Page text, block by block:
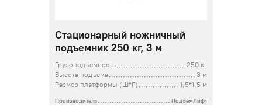
Стационарный ножничный
подъемник 250 кг, 3 м
Грузоподъемность
250 кг
Высота подъема
3 м
Размер платформы (Ш*Г)
1,5*1,5 м
Производитель ПодъемЛифт